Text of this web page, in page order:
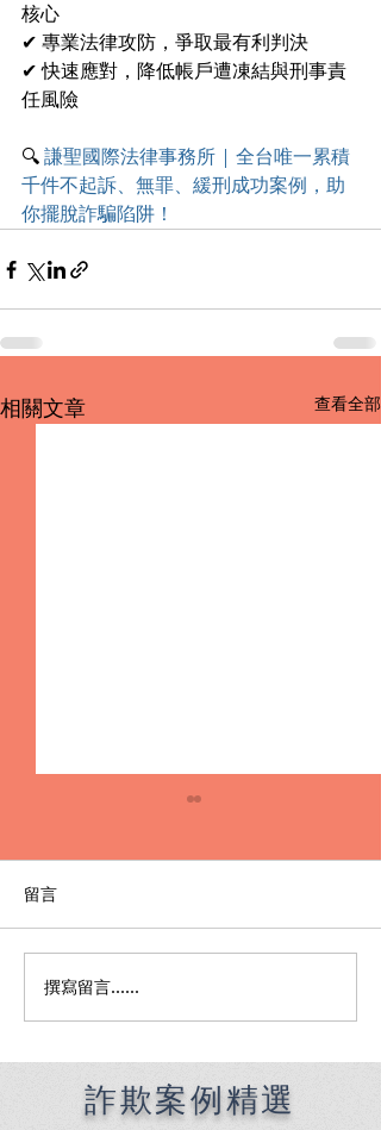
核心
✔ 專業法律攻防，爭取最有利判決
✔ 快速應對，降低帳戶遭凍結與刑事責
任風險
🔍 謙聖國際法律事務所 | 全台唯一累積
千件不起訴、無罪、緩刑成功案例，助
你擺脫詐騙陷阱！
相關文章 查看全部
詐欺案律師完整攻略｜如
何爭取詐欺不起訴與最佳
留言
撰寫留言......
詐欺案例精選